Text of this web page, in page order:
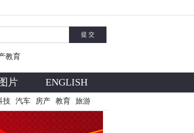
教育
图片 ENGLISH
谷农业举办2023 “科技增产 智慧助农
技 汽车 房产 教育 旅游